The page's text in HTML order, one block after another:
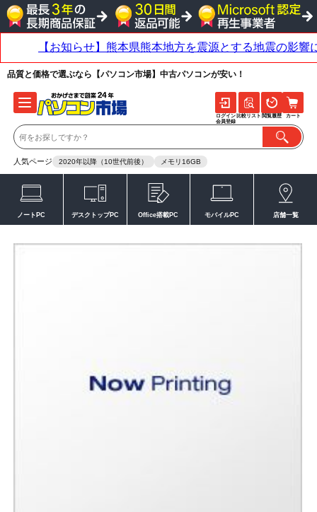
品質と価格で選ぶなら【パソコン市場】中古パソコンが安い！
人気ページ 2020年以降（10世代前後） メモリ16GB
ログイン
会員登録
比較リスト 閲覧履歴 カート
ノートPC デスクトップPC Office搭載PC モバイルPC 店舗一覧